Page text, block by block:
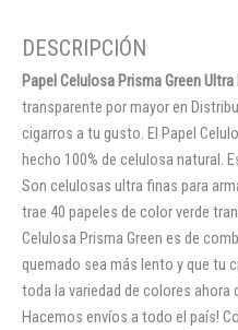
Papel Celulosa Prisma Green
transparente por mayor en
cigarros a tu gusto. El Papel
hecho 100% de celulosa natural.
Son celulosas ultra finas para
trae 40 papeles de color verde
Celulosa Prisma Green es de
quemado sea más lento y que tu
toda la variedad de colores ahora
Hacemos envíos a todo el país!